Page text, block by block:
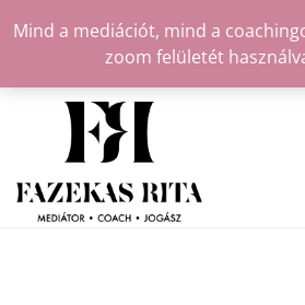
Mind a mediációt, mind a
zoom felületét